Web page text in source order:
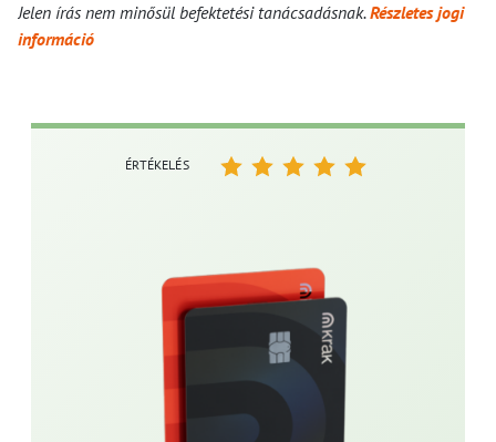
Jelen írás nem minősül befektetési tanácsadásnak.Részletes jogi
információ
ÉRTÉKELÉS